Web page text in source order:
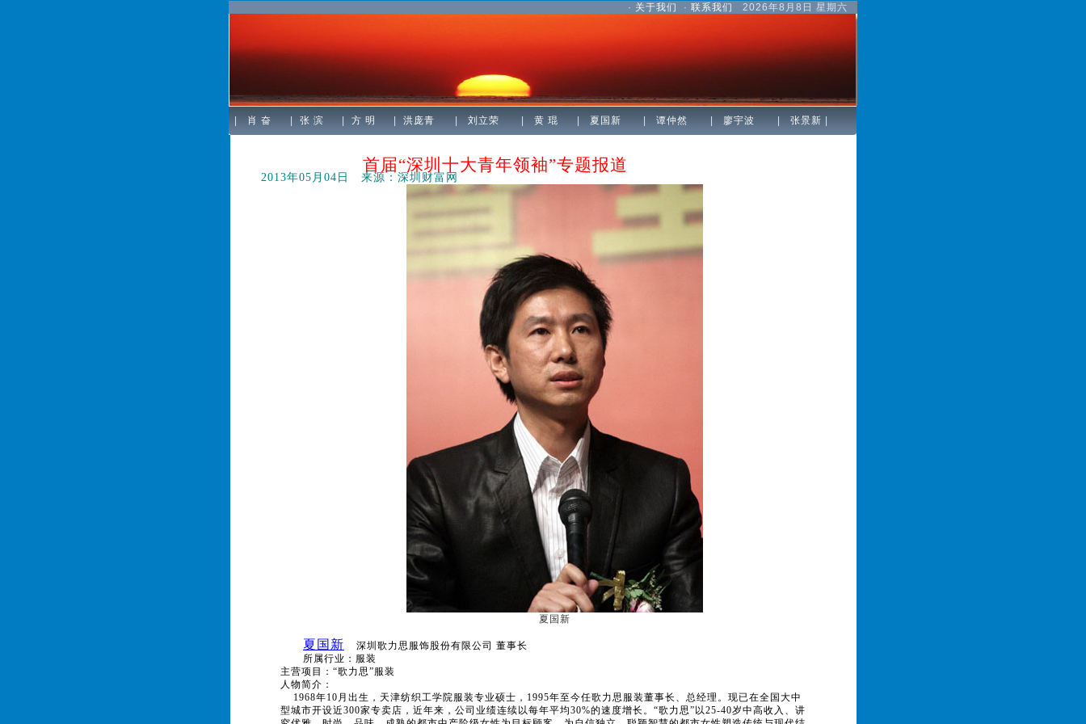
· 关于我们 · 联系我们 2026年8月8日 星期六
肖 奋 张 滨 方 明 洪庞青 刘立荣 黄 琨 夏国新 谭仲然 廖宇波 张景新
首届“深圳十大青年领袖”专题报道
2013年05月04日 来源：深圳财富网
夏国新
夏国新
深圳歌力思服饰股份有限公司 董事长
所属行业：服装
主营项目：“歌力思”服装
人物简介：
1968年10月出生，天津纺织工学院服装专业硕士，1995年至今任歌力思服装董事长、总经理。现已在全国大中
型城市开设近300家专卖店，近年来，公司业绩连续以每年平均30%的速度增长。“歌力思”以25-40岁中高收入、讲